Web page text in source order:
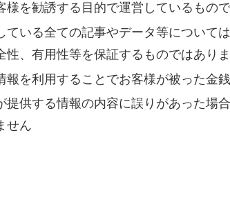
様を勧誘する目的で運営しているもので
ている全ての記事やデータ等について
性、有用性等を保証するものではあり
報を利用することでお客様が被った金
提供する情報の内容に誤りがあった場
せん